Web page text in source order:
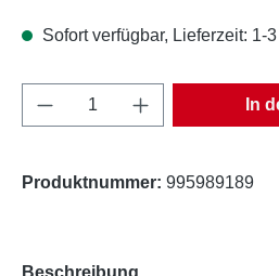
Sofort verfügbar, Lieferzeit: 1-
Produkt Anzahl: Gib In
Produktnummer: 995989189